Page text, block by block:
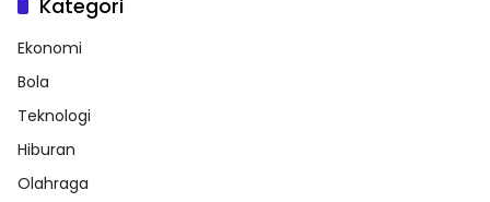
Kategori
Ekonomi
Bola
Teknologi
Hiburan
Olahraga